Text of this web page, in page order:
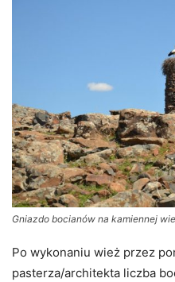
Gniazdo bocianów na kamiennej
Po wykonaniu wież przez
pasterza/architekta liczba